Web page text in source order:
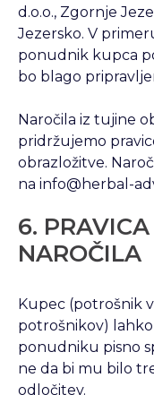
d.o.o., Zgornje
Jezersko. V
ponudnik kupca
bo blago
Naročila iz tujine
pridržujemo
obrazložitve.
na info@herbal-
6.
NAROČILA
Kupec (potrošnik
potrošnikov)
ponudniku pisno
ne da bi mu bilo
odločitev.